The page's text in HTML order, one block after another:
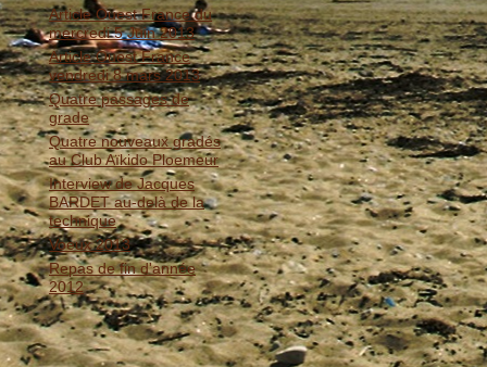
Article Ouest France du
mercredi 5 Juin 2013
Article Ouest France
vendredi 8 mars 2013
Quatre passages de
grade
Quatre nouveaux gradés
au Club Aïkido Ploemeur
Interview de Jacques
BARDET au-delà de la
technique
Voeux 2013
Repas de fin d'année
2012